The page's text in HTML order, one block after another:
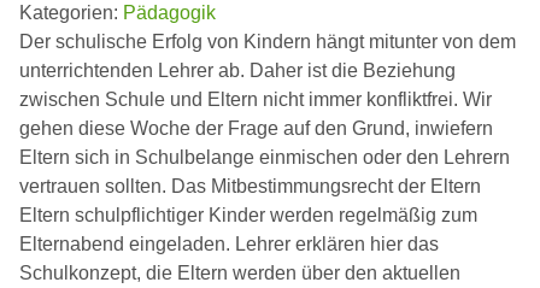
Kategorien: Pädagogik
Der schulische Erfolg von Kindern hängt mitunter von dem
unterrichtenden Lehrer ab. Daher ist die Beziehung
zwischen Schule und Eltern nicht immer konfliktfrei. Wir
gehen diese Woche der Frage auf den Grund, inwiefern
Eltern sich in Schulbelange einmischen oder den Lehrern
vertrauen sollten. Das Mitbestimmungsrecht der Eltern
Eltern schulpflichtiger Kinder werden regelmäßig zum
Elternabend eingeladen. Lehrer erklären hier das
Schulkonzept, die Eltern werden über den aktuellen